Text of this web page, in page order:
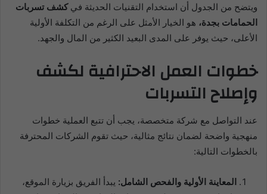
ويتضح من الجدول أن استخدام التقنيات الحديثة فيكشف تسربات
الحمامات بجدة، هو الخيار الأمثل على الرغم من التكلفة الأولية
الأعلى، حيث يوفر على المدى البعيد الكثير من المال والجهد.
خطوات العمل الاحترافية لكشف
وإصلاح التسربات
عند التواصل مع شركة متخصصة، يجب أن تتبع العملية خطوات
منهجية واضحة لضمان نتائج مثالية، حيث تقوم الشركات المحترفة
بالخطوات التالية:
المعاينة الأولية والفحص الشامل: يبدأ الفريق بزيارة الموقع،